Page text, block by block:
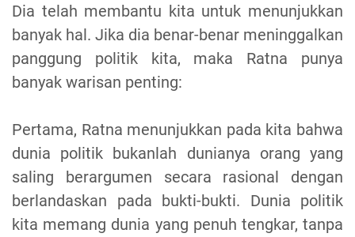
Dia telah membantu kita untuk menunjukkan
banyak hal. Jika dia benar-benar meninggalkan
panggung politik kita, maka Ratna punya
banyak warisan penting:
Pertama, Ratna menunjukkan pada kita bahwa
dunia politik bukanlah dunianya orang yang
saling berargumen secara rasional dengan
berlandaskan pada bukti-bukti. Dunia politik
kita memang dunia yang penuh tengkar, tanpa